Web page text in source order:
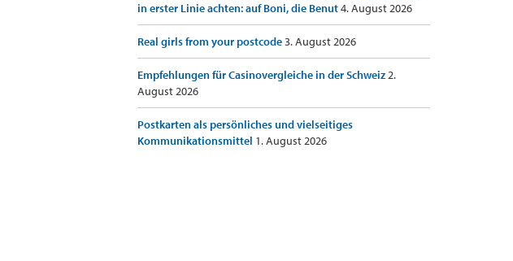
in erster Linie achten: auf Boni, die Benut4. August 2026
Real girls from your postcode3. August 2026
Empfehlungen für Casinovergleiche in der Schweiz2.
August 2026
Postkarten als persönliches und vielseitiges
Kommunikationsmittel 1. August 2026